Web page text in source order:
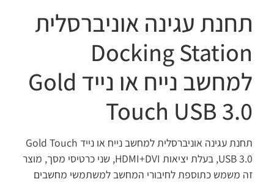
תחנת עגינה אוניברסלית
Docking Station
למחשב נייח או נייד Gold
Touch USB 3.0
תחנת עגינה אוניברסלית למחשב נייח או נייד Gold Touch
USB 3.0, בעלת יציאות HDMI+DVI, שני כרטיסי מסך, מוצר
זה משמש כתוספת לחיבורי המחשב למשתמשי מחשבים